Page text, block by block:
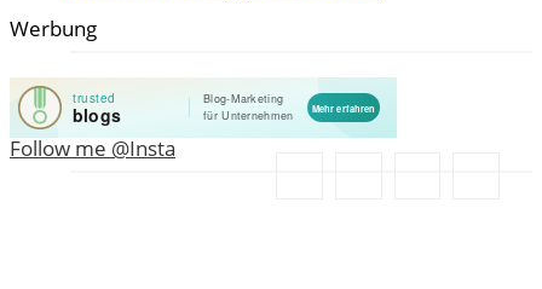
Werbung
Follow me @Insta